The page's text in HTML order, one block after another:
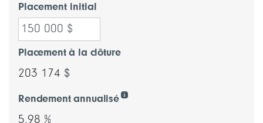
Placement initial
Placement à la clôture
203 174 $
Rendement annualisé
5,98 %